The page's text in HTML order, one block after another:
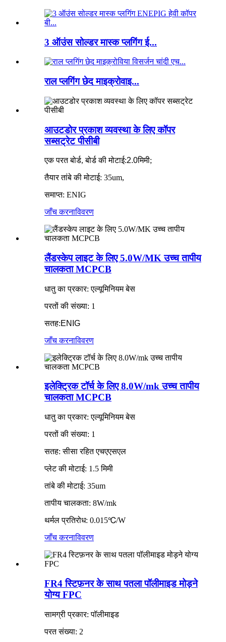
3 ऑउंस सोल्डर मास्क प्लगिंग ई...
राल प्लगिंग छेद माइक्रोवाइ...
आउटडोर प्रकाश व्यवस्था के लिए कॉपर
सब्सट्रेट पीसीबी
एक परत बोर्ड, बोर्ड की मोटाई:2.0मिमी;
तैयार तांबे की मोटाई: 35um,
समाप्त: ENIG
जाँच करनाविवरण
लैंडस्केप लाइट के लिए 5.0W/MK उच्च तापीय
चालकता MCPCB
धातु का प्रकार: एल्यूमिनियम बेस
परतों की संख्या: 1
सतह:ENIG
जाँच करनाविवरण
इलेक्ट्रिक टॉर्च के लिए 8.0W/mk उच्च तापीय
चालकता MCPCB
धातु का प्रकार: एल्यूमिनियम बेस
परतों की संख्या: 1
सतह: सीसा रहित एचएएसएल
प्लेट की मोटाई: 1.5 मिमी
तांबे की मोटाई: 35um
तापीय चालकता: 8W/mk
थर्मल प्रतिरोध: 0.015℃/W
जाँच करनाविवरण
FR4 स्टिफ़नर के साथ पतला पॉलीमाइड मोड़ने
योग्य FPC
सामग्री प्रकार: पॉलीमाइड
परत संख्या: 2